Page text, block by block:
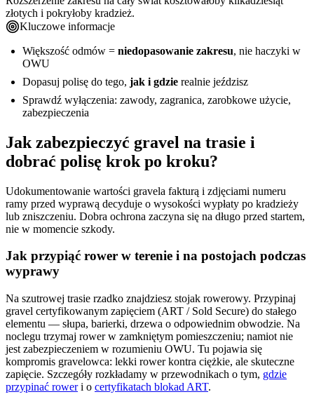
złotych i pokryłoby kradzież.
Kluczowe informacje
Większość odmów = niedopasowanie zakresu, nie haczyki w
OWU
Dopasuj polisę do tego, jak i gdzie realnie jeździsz
Sprawdź wyłączenia: zawody, zagranica, zarobkowe użycie,
zabezpieczenia
Jak zabezpieczyć gravel na trasie i
dobrać polisę krok po kroku?
Udokumentowanie wartości gravela fakturą i zdjęciami numeru
ramy przed wyprawą decyduje o wysokości wypłaty po kradzieży
lub zniszczeniu. Dobra ochrona zaczyna się na długo przed startem,
nie w momencie szkody.
Jak przypiąć rower w terenie i na postojach podczas
wyprawy
Na szutrowej trasie rzadko znajdziesz stojak rowerowy. Przypinaj
gravel certyfikowanym zapięciem (ART / Sold Secure) do stałego
elementu — słupa, barierki, drzewa o odpowiednim obwodzie. Na
noclegu trzymaj rower w zamkniętym pomieszczeniu; namiot nie
jest zabezpieczeniem w rozumieniu OWU. Tu pojawia się
kompromis gravelowca: lekki rower kontra ciężkie, ale skuteczne
zapięcie. Szczegóły rozkładamy w przewodnikach o tym, gdzie
przypinać roweri o certyfikatach blokad ART.